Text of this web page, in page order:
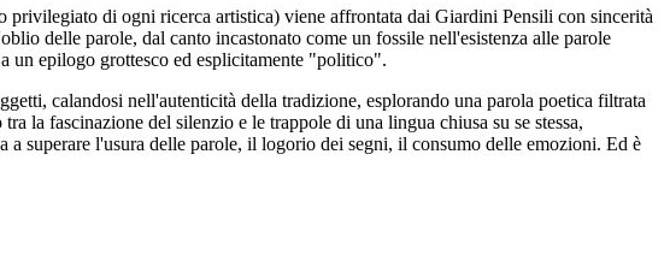
di ogni ricerca artistica) viene affrontata dai Giardini Pensili con sincerità
delle parole, dal canto incastonato come un fossile nell'esistenza alle parole
un epilogo grottesco ed esplicitamente "politico".
calandosi nell'autenticità della tradizione, esplorando una parola poetica filtrata
la fascinazione del silenzio e le trappole di una lingua chiusa su se stessa,
superare l'usura delle parole, il logorio dei segni, il consumo delle emozioni. Ed è